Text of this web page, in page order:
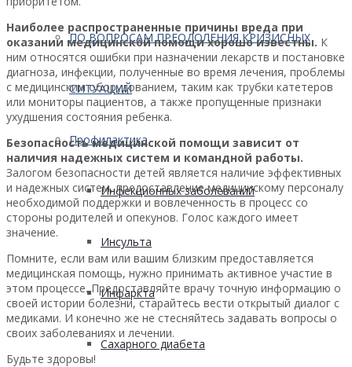
ПО ВОПРОСАМ ПРЕОДОЛЕНИЯ КРИЗИСНЫХ
СИТУАЦИЙ
Профилактика
Инфекционных заболеваний
Инсульта
Инфаркта
Сахарного диабета
Наиболее распространенные причины вреда при
оказании медицинской помощи хорошо известны. К
ним относятся ошибки при назначении лекарств и постановке
диагноза, инфекции, полученные во время лечения, проблемы
с медицинским оборудованием, таким как трубки катетеров
или мониторы пациентов, а также пропущенные признаки
ухудшения состояния ребенка.
Безопасность медицинской помощи зависит от
наличия надежных систем и командной работы.
Залогом безопасности детей является наличие эффективных
и надежных систем, предоставление медицинскому персоналу
необходимой поддержки и вовлеченность в процесс со
стороны родителей и опекунов. Голос каждого имеет
значение.
Помните, если вам или вашим близким предоставляется
медицинская помощь, нужно принимать активное участие в
этом процессе. Предоставляйте врачу точную информацию о
своей истории болезни, старайтесь вести открытый диалог с
медиками. И конечно же не стесняйтесь задавать вопросы о
своих заболеваниях и лечении.
Будьте здоровы!